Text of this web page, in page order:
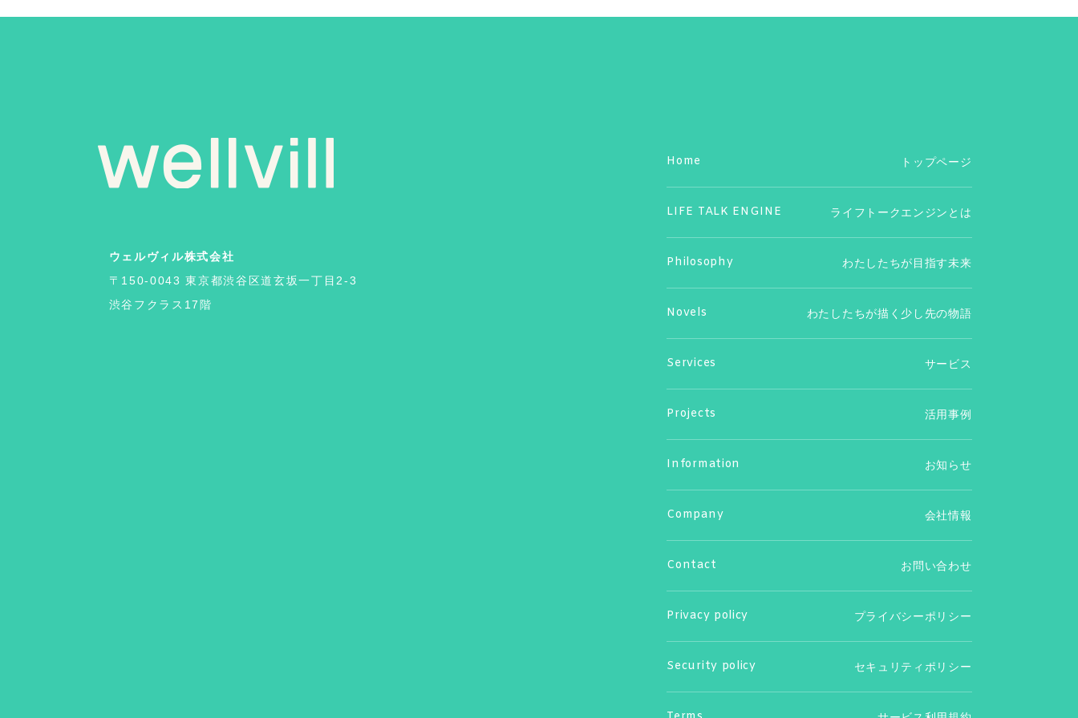
Home トップページ
LIFE TALK ENGINE ライフトークエンジンとは
Philosophy わたしたちが目指す未来
Novels わたしたちが描く少し先の物語
Services サービス
Projects 活用事例
Information お知らせ
Company 会社情報
Contact お問い合わせ
Privacy policy プライバシーポリシー
Security policy セキュリティポリシー
ウェルヴィル株式会社
〒150-0043 東京都渋谷区道玄坂一丁目2-3
渋谷フクラス17階